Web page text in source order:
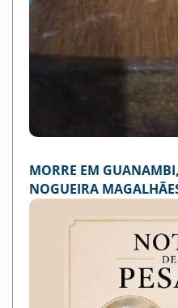
MORRE EM
NOGUEIRA